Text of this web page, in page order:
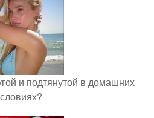
и подтянутой в домашних